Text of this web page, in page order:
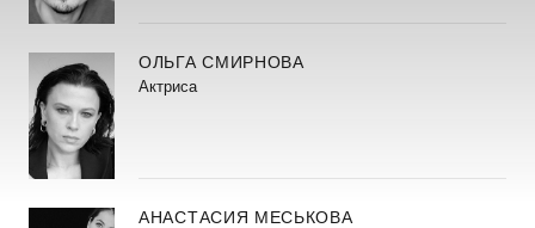
ОЛЬГА СМИРНОВА
Актриса
АНАСТАСИЯ МЕСЬКОВА